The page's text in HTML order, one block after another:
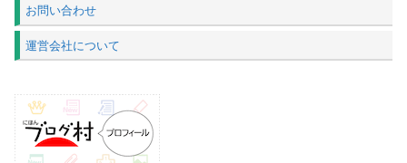
お問い合わせ
運営会社について